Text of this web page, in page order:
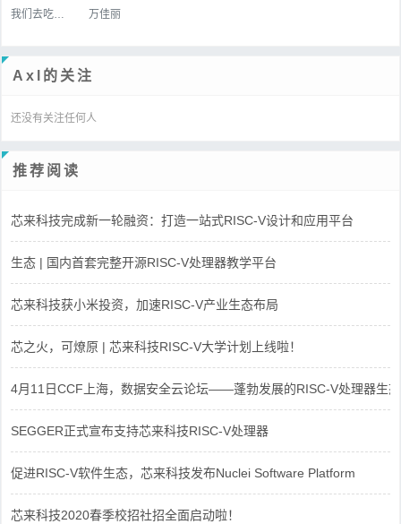
万佳丽
Axl的关注
还没有关注任何人
推荐阅读
芯来科技完成新一轮融资：打造一站式RISC-V设计和应用平台
生态 | 国内首套完整开源RISC-V处理器教学平台
芯来科技获小米投资，加速RISC-V产业生态布局
芯之火，可燎原 | 芯来科技RISC-V大学计划上线啦！
4月11日CCF上海，数据安全云论坛——蓬勃发展的RISC-V处理器生态
SEGGER正式宣布支持芯来科技RISC-V处理器
促进RISC-V软件生态，芯来科技发布Nuclei Software Platform
芯来科技2020春季校招社招全面启动啦！